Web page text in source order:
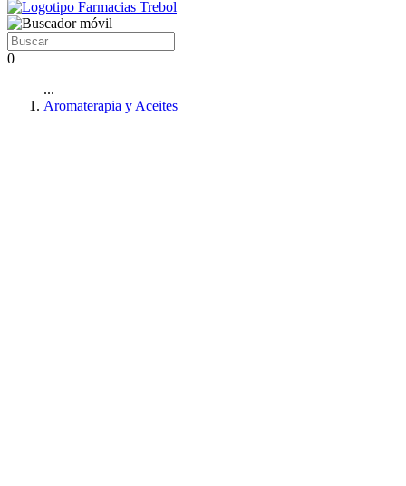
0
...
Aromaterapia y Aceites